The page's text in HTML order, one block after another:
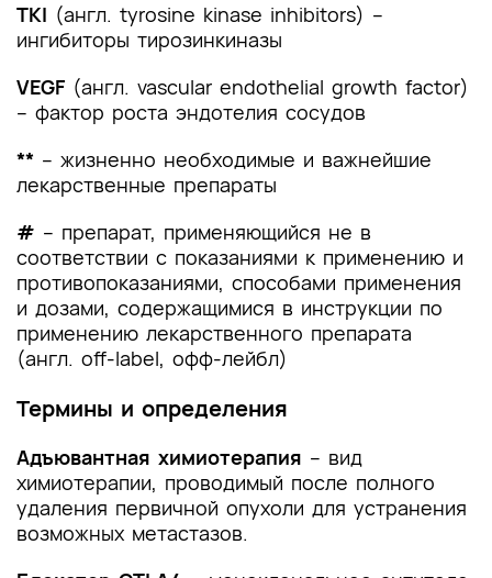
TKI (англ. tyrosine kinase inhibitors) –
ингибиторы тирозинкиназы
VEGF (англ. vascular endothelial growth factor)
– фактор роста эндотелия сосудов
** – жизненно необходимые и важнейшие
лекарственные препараты
# – препарат, применяющийся не в
соответствии с показаниями к применению и
противопоказаниями, способами применения
и дозами, содержащимися в инструкции по
применению лекарственного препарата
(англ. off-label, офф-лейбл)
Термины и определения
Адъювантная химиотерапия – вид
химиотерапии, проводимый после полного
удаления первичной опухоли для устранения
возможных метастазов.